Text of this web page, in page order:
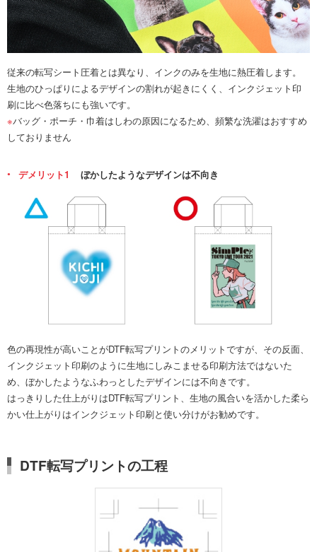
従来の転写シート圧着とは異なり、インクのみを生地に熱圧着します。
生地のひっぱりによるデザインの割れが起きにくく、インクジェット印
刷に比べ色落ちにも強いです。
※バッグ・ポーチ・巾着はしわの原因になるため、頻繁な洗濯はおすすめ
しておりません
デメリット1 ぼかしたようなデザインは不向き
色の再現性が高いことがDTF転写プリントのメリットですが、その反面、
インクジェット印刷のように生地にしみこませる印刷方法ではないた
め、ぼかしたようなふわっとしたデザインには不向きです。
はっきりした仕上がりはDTF転写プリント、生地の風合いを活かした柔ら
かい仕上がりはインクジェット印刷と使い分けがお勧めです。
DTF転写プリントの工程